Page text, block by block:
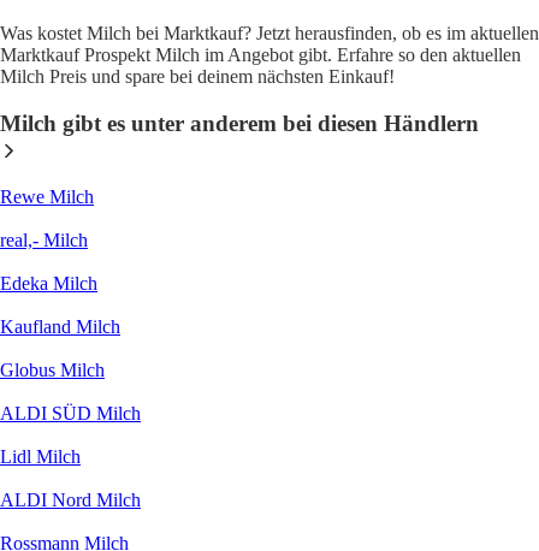
Was kostet Milch bei Marktkauf? Jetzt herausfinden, ob es im aktuellen
Marktkauf Prospekt Milch im Angebot gibt. Erfahre so den aktuellen
Milch Preis und spare bei deinem nächsten Einkauf!
Milch gibt es unter anderem bei diesen Händlern
Rewe Milch
real,- Milch
Edeka Milch
Kaufland Milch
Globus Milch
ALDI SÜD Milch
Lidl Milch
ALDI Nord Milch
Rossmann Milch